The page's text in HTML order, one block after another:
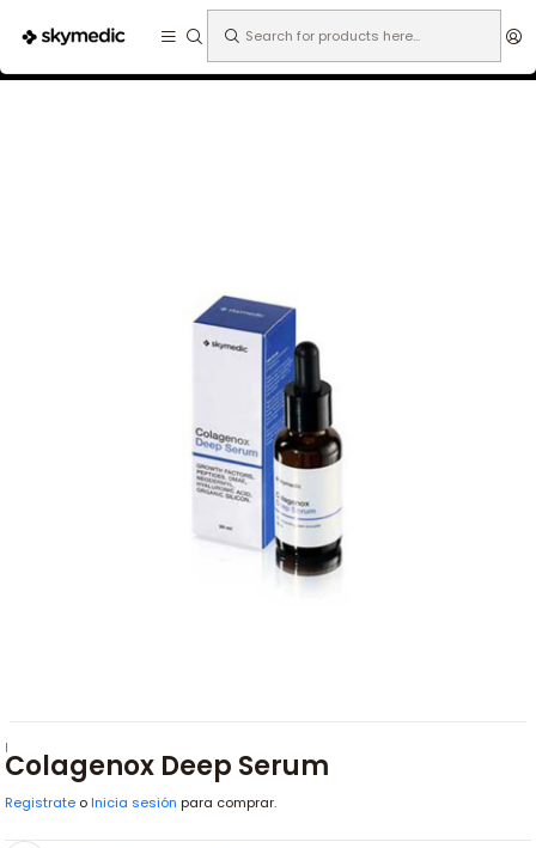
Medicina Estética Microneedling Colagenox Deep Serum
|
Colagenox Deep Serum
Registrate o Inicia sesión para comprar.